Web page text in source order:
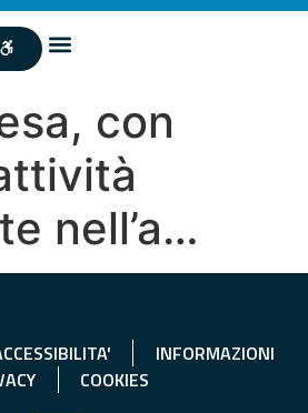
con
nell’a…
INFORMAZIONI
COOKIES